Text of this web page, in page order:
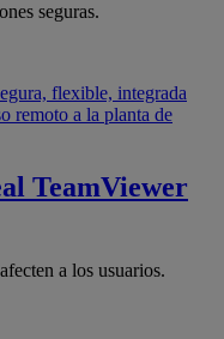
seguras.
flexible, integrada
remoto a la planta de
TeamViewer
a los usuarios.